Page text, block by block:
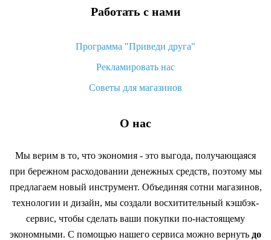
Работать с нами
Программа "Приведи друга"
Рекламировать нас
Советы для магазинов
О нас
Мы верим в то, что экономия - это выгода, получающаяся
при бережном расходовании денежных средств, поэтому мы
предлагаем новый инструмент. Объединяя сотни магазинов,
технологии и дизайн, мы создали восхитительный кэшбэк-
сервис, чтобы сделать ваши покупки по-настоящему
экономными. С помощью нашего сервиса можно вернуть до